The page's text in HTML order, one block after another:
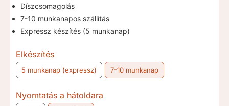
Díszcsomagolás
7-10 munkanapos szállítás
Expressz készítés (5 munkanap)
Elkészítés
5 munkanap (expressz) 7-10 munkanap
Nyomtatás a hátoldara